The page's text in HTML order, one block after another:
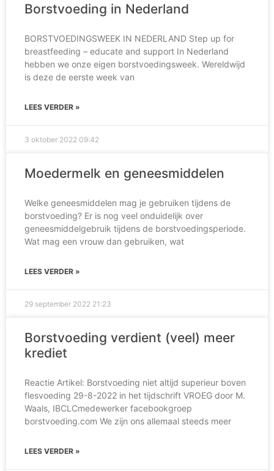
Borstvoeding in Nederland
BORSTVOEDINGSWEEK IN NEDERLAND Step up for
breastfeeding – educate and support In Nederland
hebben we onze eigen borstvoedingsweek. Wereldwijd
is deze de eerste week van
LEES VERDER »
3 oktober 2022 09:42
Moedermelk en geneesmiddelen
Welke geneesmiddelen mag je gebruiken tijdens de
borstvoeding? Er is nog veel onduidelijk over
geneesmiddelgebruik tijdens de borstvoedingsperiode.
Wat mag een vrouw dan gebruiken, wat
LEES VERDER »
29 september 2022 21:23
Borstvoeding verdient (veel) meer
krediet
Reactie Artikel: Borstvoeding niet altijd superieur boven
flesvoeding 29-8-2022 in het tijdschrift VROEG door M.
Waals, IBCLCmedewerker facebookgroep
borstvoeding.com We zijn ons allemaal steeds meer
LEES VERDER »